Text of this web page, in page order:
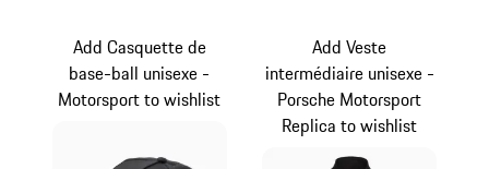
Add Casquette de
base-ball unisexe -
Motorsport to wishlist
Add Veste
intermédiaire unisexe -
Porsche Motorsport
Replica to wishlist